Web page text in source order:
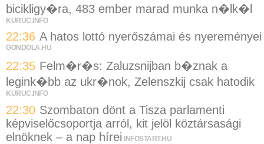
bicikligy�ra, 483 ember marad munka n�lk�l
KURUC.INFO
22:36 A hatos lottó nyerőszámai és nyereményei
GONDOLA.HU
22:35 Felm�r�s: Zaluzsnijban b�znak a
legink�bb az ukr�nok, Zelenszkij csak hatodik
KURUC.INFO
22:30 Szombaton dönt a Tisza parlamenti
képviselőcsoportja arról, kit jelöl köztársasági
elnöknek – a nap hírei INFOSTART.HU